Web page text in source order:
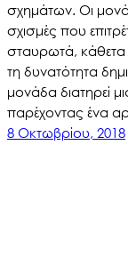
σχημάτων. Οι
σχισμές που
σταυρωτά,
τη δυνατότητα
μονάδα διατηρεί
παρέχοντας ένα
8 Οκτωβρίου, 2018